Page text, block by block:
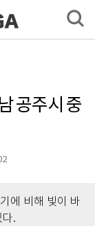
공주시 중
에 비해 빛이 바
.